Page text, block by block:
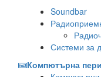
Soundbar
Системи за
Компютърна